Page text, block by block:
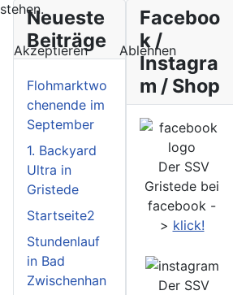
Neueste
Beiträge
Flohmarktwo
chenende im
September
1. Backyard
Ultra in
Gristede
Startseite2
Stundenlauf
in Bad
Zwischenhan
Faceboo
k /
Instagra
m / Shop
Der SSV
Gristede bei
facebook -
> klick!
Der SSV
stehen.
Akzeptieren Ablehnen